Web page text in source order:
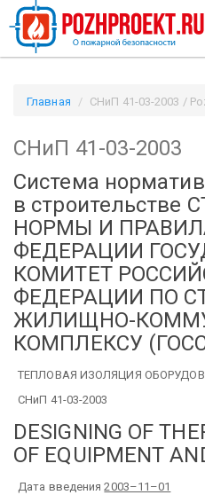
Главная СНиП 41-03-2003 /
СНиП 41-03-2003
Система
в строительстве
НОРМЫ И
ФЕДЕРАЦИИ
КОМИТЕТ
ФЕДЕРАЦИИ ПО
ЖИЛИЩНО-
КОМПЛЕКСУ
ТЕПЛОВАЯ ИЗОЛЯЦИЯ
СНиП 41-03-2003
DESIGNING OF
OF EQUIPMENT
Дата введения2003–11–01